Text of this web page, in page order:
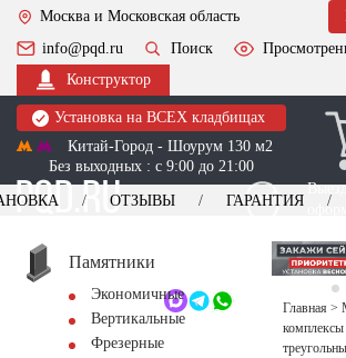
Москва и Московская область
info@pqd.ru
Поиск
Конструктор
Установка на ВСЕХ кладбищах
Китай-Город - Шоурум 130 м2
Без выходных : с 9:00 до 21:00
+7 (495) 518-44-23
Обратный звонок
ОТЗЫВЫ ГАРАНТИЯ
Памятники
Экономичные
Вертикальные
Фрезерные
Главная >